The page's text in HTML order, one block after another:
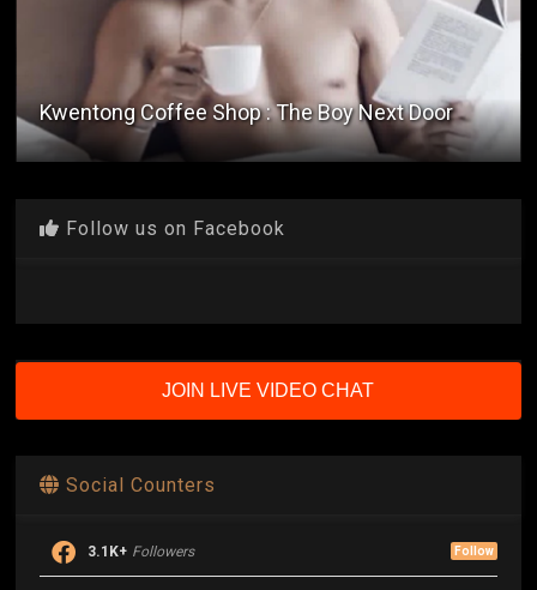
Kwentong Coffee Shop : The Boy Next Door
Follow us on Facebook
JOIN LIVE VIDEO CHAT
Social Counters
3.1K+ Followers Follow